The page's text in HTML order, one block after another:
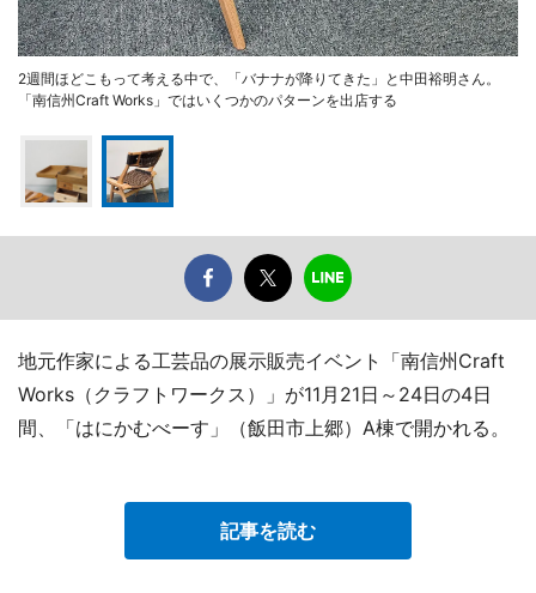
2週間ほどこもって考える中で、「バナナが降りてきた」と中田裕明さん。
「南信州Craft Works」ではいくつかのパターンを出店する
地元作家による工芸品の展示販売イベント「南信州Craft
Works（クラフトワークス）」が11月21日～24日の4日
間、「はにかむべーす」（飯田市上郷）A棟で開かれる。
記事を読む